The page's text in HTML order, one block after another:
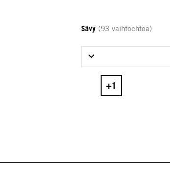
Sävy (93 vaihtoehtoa)